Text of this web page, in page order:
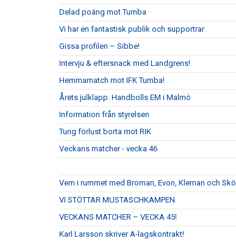
Delad poäng mot Tumba
Vi har en fantastisk publik och supportrar
Gissa profilen – Sibbe!
Intervju & eftersnack med Landgrens!
Hemmamatch mot IFK Tumba!
Årets julklapp. Handbolls EM i Malmö
Information från styrelsen
Tung förlust borta mot RIK
Veckans matcher - vecka 46
Vem i rummet med Broman, Evon, Kleman och
VI STÖTTAR MUSTASCHKAMPEN
VECKANS MATCHER – VECKA 45!
Karl Larsson skriver A-lagskontrakt!